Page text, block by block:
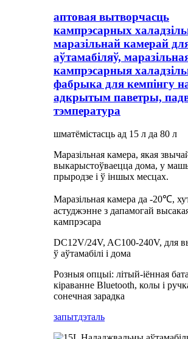
аптовая вытворчасць
кампрэсарных
маразільнай камерай
аўтамабіляў,
кампрэсарныя
фабрыка для кемпінгу
адкрытым паветры,
тэмпература
шматёмістасць ад 15 л да 80 л
Маразільная камера, якая
выкарыстоўваецца дома, у
прыродзе і ў іншых месцах.
Маразільная камера да -20℃,
астуджэнне з дапамогай
кампрэсара
DC12V/24V, AC100-240V, для
ў аўтамабілі і дома
Розныя опцыі: літый-іённая
кіраванне Bluetooth, колы і
сонечная зарадка
запытдэталь